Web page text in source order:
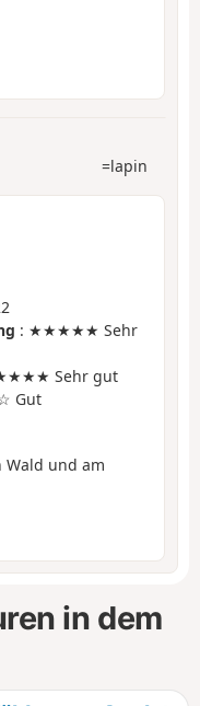
=lapin
: ★★★★★ Sehr
Sehr gut
Gut
Wald und am
in dem